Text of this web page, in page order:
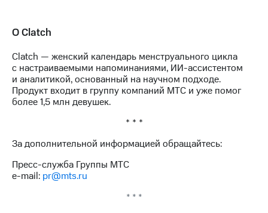
О Clatch
Clatch — женский календарь менструального цикла
с настраиваемыми напоминаниями, ИИ-ассистентом
и аналитикой, основанный на научном подходе.
Продукт входит в группу компаний МТС и уже помог
более 1,5 млн девушек.
* * *
За дополнительной информацией обращайтесь:
Пресс-служба Группы МТС
e-mail: pr@mts.ru
* * *